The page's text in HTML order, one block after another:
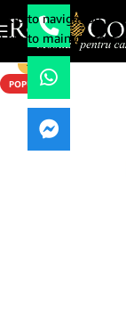
Skip to navigation
Skip to main content
-10%
POPULAR